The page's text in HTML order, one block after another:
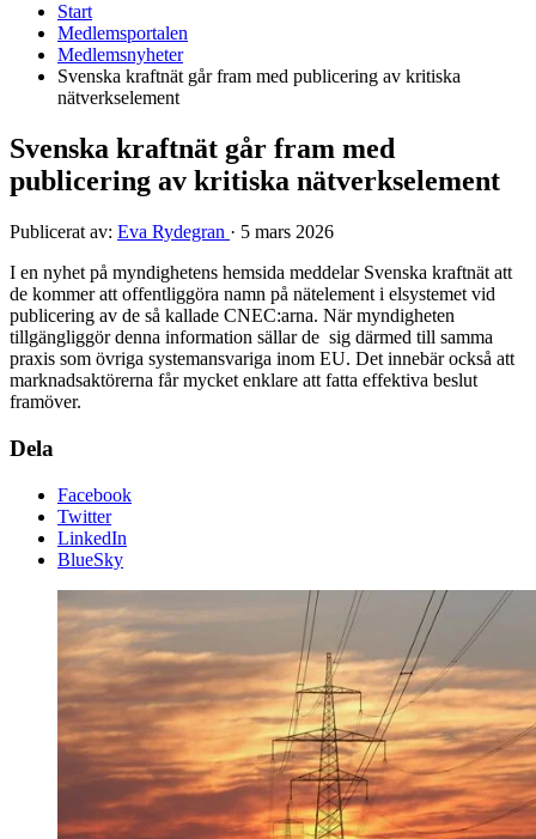
Start
Medlemsportalen
Medlemsnyheter
Svenska kraftnät går fram med publicering av kritiska
nätverkselement
Svenska kraftnät går fram med
publicering av kritiska nätverkselement
Publicerat av: Eva Rydegran · 5 mars 2026
I en nyhet på myndighetens hemsida meddelar Svenska kraftnät att
de kommer att offentliggöra namn på nätelement i elsystemet vid
publicering av de så kallade CNEC:arna. När myndigheten
tillgängliggör denna information sällar de sig därmed till samma
praxis som övriga systemansvariga inom EU. Det innebär också att
marknadsaktörerna får mycket enklare att fatta effektiva beslut
framöver.
Dela
Facebook
Twitter
LinkedIn
BlueSky